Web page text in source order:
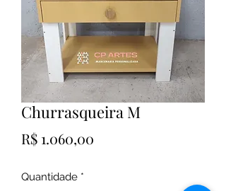
Churrasqueira M
R$ 1.060,00
Quantidade *